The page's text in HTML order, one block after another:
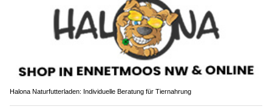
Halona Naturfutterladen: Individuelle Beratung für Tiernahrung